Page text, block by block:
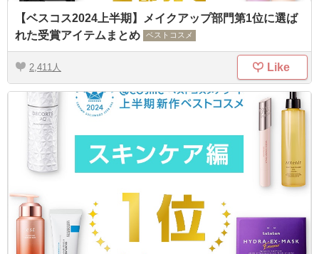
【ベスコス2024上半期】メイクアップ部門第1位に選ば
れた受賞アイテムまとめ
ベストコスメ
2,411 Like